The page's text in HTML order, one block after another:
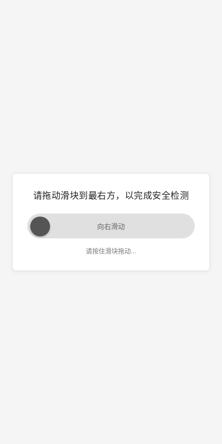
请拖动滑块到最右方，以完成安全检测
向右滑动
请按住滑块拖动...